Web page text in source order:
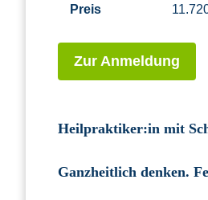
Preis
Zur Anmeldung
Heilpraktiker:in mit
Ganzheitlich denken.